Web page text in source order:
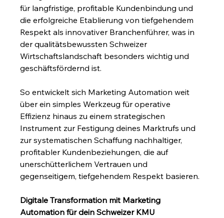
für langfristige, profitable Kundenbindung und
die erfolgreiche Etablierung von tiefgehendem
Respekt als innovativer Branchenführer, was in
der qualitätsbewussten Schweizer
Wirtschaftslandschaft besonders wichtig und
geschäftsfördernd ist.
So entwickelt sich Marketing Automation weit
über ein simples Werkzeug für operative
Effizienz hinaus zu einem strategischen
Instrument zur Festigung deines Marktrufs und
zur systematischen Schaffung nachhaltiger,
profitabler Kundenbeziehungen, die auf
unerschütterlichem Vertrauen und
gegenseitigem, tiefgehendem Respekt basieren.
Digitale Transformation mit Marketing
Automation für dein Schweizer KMU